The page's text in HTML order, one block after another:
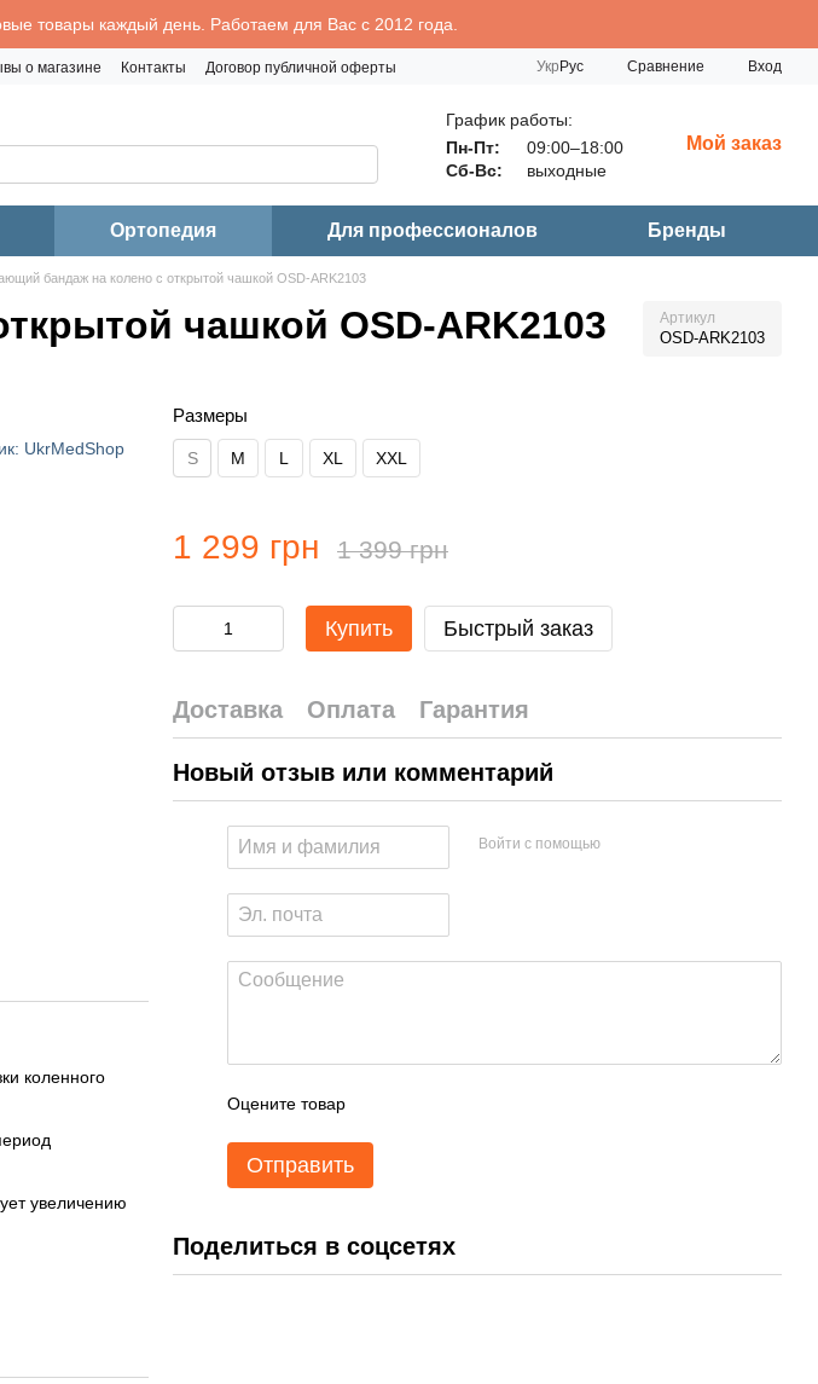
товары каждый день. Работаем для Вас с 2012 года.
о магазине Контакты
Договор публичной оферты
Укр Рус Сравнение Вход
График работы:
Пн-Пт:
09:00–18:00
Сб-Вс:
выходные
Мой заказ
Ортопедия Для профессионалов Бренды
бандаж на колено с открытой чашкой OSD-ARK2103
чашкой OSD-ARK2103 Артикул
OSD-ARK2103
коленного
увеличению
Размеры
S M L XL XXL
1 299 грн 1 399 грн
Купить Быстрый заказ
Доставка Оплата Гарантия
Новый отзыв или комментарий
Войти с помощью
Оцените товар
Отправить
Поделиться в соцсетях